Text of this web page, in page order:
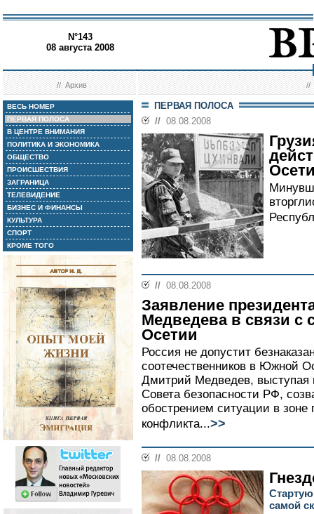
N°143
08 августа 2008
//Архив //
ВЕСЬ НОМЕР
ПЕРВАЯ ПОЛОСА
В ЦЕНТРЕ ВНИМАНИЯ
ПОЛИТИКА И ЭКОНОМИКА
ОБЩЕСТВО
ПРОИСШЕСТВИЯ
ЗАГРАНИЦА
ТЕЛЕВИДЕНИЕ
БИЗНЕС И ФИНАНСЫ
КУЛЬТУРА
СПОРТ
КРОМЕ ТОГО
ПЕРВАЯ ПОЛОСА
// 08.08.2008
// 08.08.2008
Заявление
Медведева в связи с
Осетии
Россия не допустит
соотечественников в Южной
Дмитрий Медведев, выступая
Совета безопасности РФ,
обострением ситуации в зоне
конфликта...>>
// 08.08.2008
самой